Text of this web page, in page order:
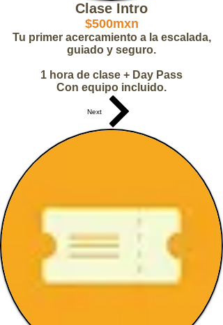
Clase Intro
$500mxn
Tu primer acercamiento a la escalada,
guiado y seguro.
1 hora de clase + Day Pass
Con equipo incluido.
Next